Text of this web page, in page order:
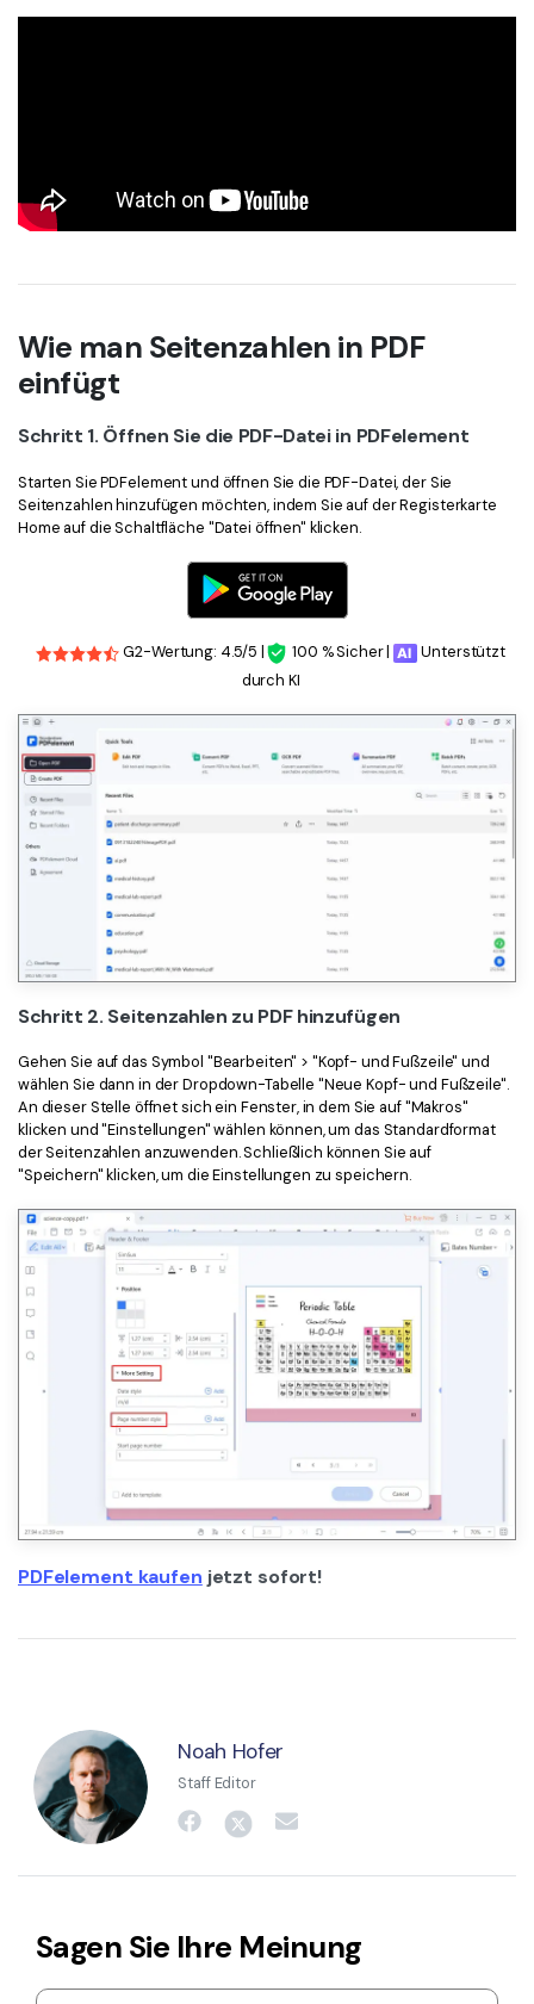
Wie man Seitenzahlen in PDF
einfügt
Schritt 1. Öffnen Sie die PDF-Datei in PDFelement
Starten Sie PDFelement und öffnen Sie die PDF-Datei, der Sie
Seitenzahlen hinzufügen möchten, indem Sie auf der Registerkarte
Home auf die Schaltfläche "Datei öffnen" klicken.
G2-Wertung: 4.5/5 | 100 % Sicher |
Unterstützt
durch KI
Schritt 2. Seitenzahlen zu PDF hinzufügen
Gehen Sie auf das Symbol "Bearbeiten" > "Kopf- und Fußzeile" und
wählen Sie dann in der Dropdown-Tabelle "Neue Kopf- und Fußzeile".
An dieser Stelle öffnet sich ein Fenster, in dem Sie auf "Makros"
klicken und "Einstellungen" wählen können, um das Standardformat
der Seitenzahlen anzuwenden. Schließlich können Sie auf
"Speichern" klicken, um die Einstellungen zu speichern.
PDFelement kaufen jetzt sofort!
Noah Hofer
Staff Editor
Sagen Sie Ihre Meinung